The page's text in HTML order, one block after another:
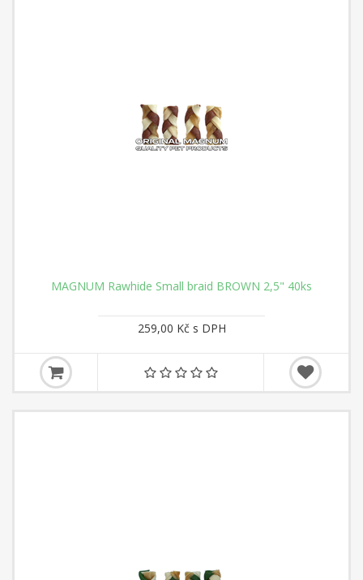
MAGNUM Rawhide Small braid BROWN 2,5" 40ks
259,00 Kč s DPH